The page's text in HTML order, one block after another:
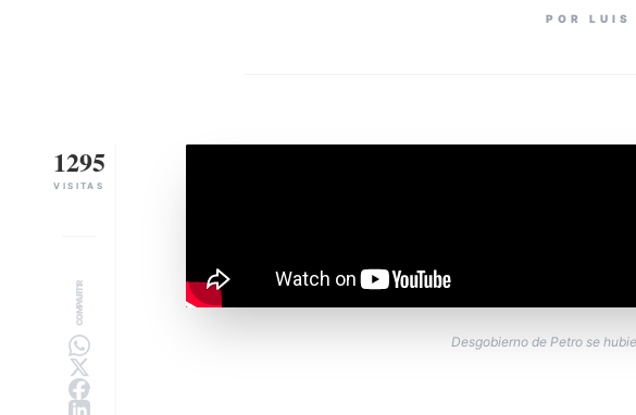
POR LUIS
1295
VISITAS
COMPARTIR
Desgobierno de Petro se